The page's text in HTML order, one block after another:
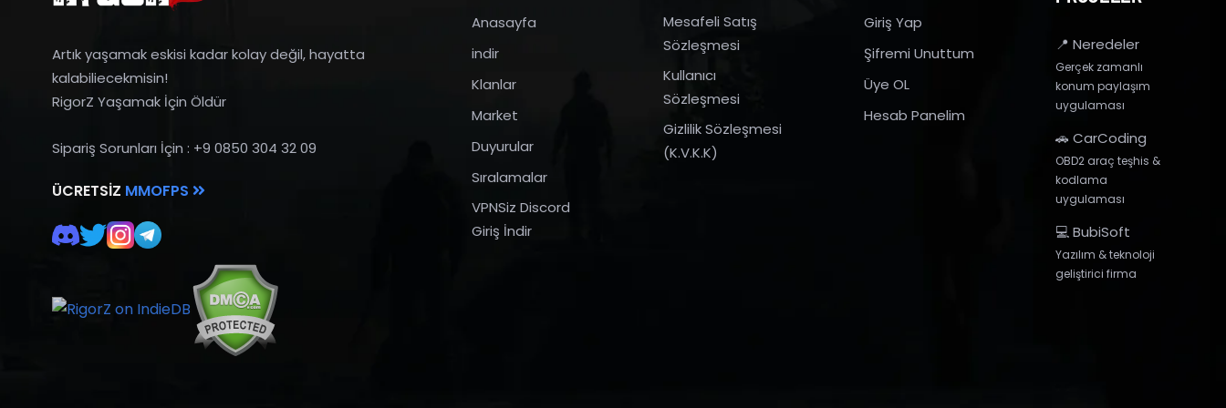
Artık yaşamak eskisi kadar kolay değil, hayatta
kalabiliecekmisin!
RigorZ Yaşamak İçin Öldür
Sipariş Sorunları İçin : +9 0850 304 32 09
ÜCRETSIZ MMOFPS
Anasayfa
indir
Klanlar
Market
Duyurular
Sıralamalar
VPNSiz Discord
Giriş İndir
Mesafeli Satış
Sözleşmesi
Kullanıcı
Sözleşmesi
Gizlilik Sözleşmesi
(K.V.K.K)
Giriş Yap
Şifremi Unuttum
Üye OL
Hesab Panelim
📍 Neredeler
Gerçek zamanlı
konum paylaşım
uygulaması
🚗 CarCoding
OBD2 araç teşhis &
kodlama
uygulaması
💻 BubiSoft
Yazılım & teknoloji
geliştirici firma